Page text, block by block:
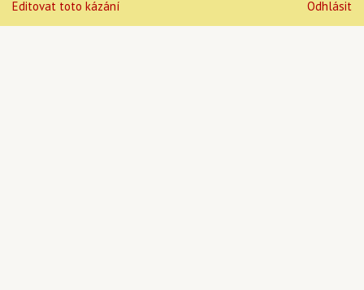
Editovat toto kázání Odhlásit